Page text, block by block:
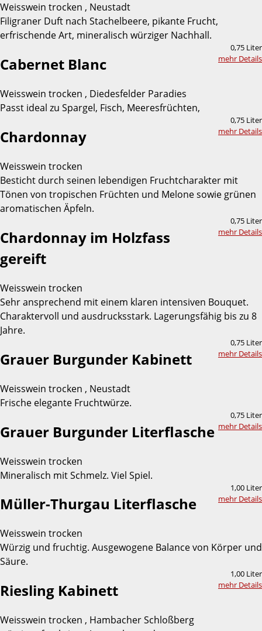
Weisswein trocken , Neustadt
Filigraner Duft nach Stachelbeere, pikante Frucht,
erfrischende Art, mineralisch würziger Nachhall.
0,75 Liter
mehr Details
Cabernet Blanc
Weisswein trocken , Diedesfelder Paradies
Passt ideal zu Spargel, Fisch, Meeresfrüchten,
0,75 Liter
mehr Details
Chardonnay
Weisswein trocken
Besticht durch seinen lebendigen Fruchtcharakter mit
Tönen von tropischen Früchten und Melone sowie grünen
aromatischen Äpfeln.
0,75 Liter
mehr Details
Chardonnay im Holzfass
gereift
Weisswein trocken
Sehr ansprechend mit einem klaren intensiven Bouquet.
Charaktervoll und ausdrucksstark. Lagerungsfähig bis zu 8
Jahre.
0,75 Liter
mehr Details
Grauer Burgunder Kabinett
Weisswein trocken , Neustadt
Frische elegante Fruchtwürze.
0,75 Liter
mehr Details
Grauer Burgunder Literflasche
Weisswein trocken
Mineralisch mit Schmelz. Viel Spiel.
1,00 Liter
mehr Details
Müller-Thurgau Literflasche
Weisswein trocken
Würzig und fruchtig. Ausgewogene Balance von Körper und
Säure.
1,00 Liter
mehr Details
Riesling Kabinett
Weisswein trocken , Hambacher Schloßberg